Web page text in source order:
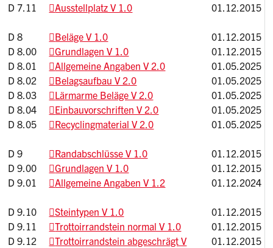
D 7.11
Ausstellplatz V 1.0 01.12.2015
D 8 Beläge V 1.0
01.12.2015
D 8.00
Grundlagen V 1.0
01.12.2015
D 8.01
Allgemeine Angaben V 2.0
01.05.2025
D 8.02
Belagsaufbau V 2.0
01.05.2025
D 8.03
Lärmarme Beläge V 2.0
01.05.2025
D 8.04
Einbauvorschriften V 2.0
01.05.2025
D 8.05
Recyclingmaterial V 2.0 01.05.2025
D 9 Randabschlüsse V 1.0
01.12.2015
D 9.00
Grundlagen V 1.0
01.12.2015
D 9.01
Allgemeine Angaben V 1.2 01.12.2024
D 9.10 Steintypen V 1.0
01.12.2015
D 9.11
Trottoirrandstein normal V 1.0
01.12.2015
D 9.12
Trottoirrandstein abgeschrägt V
01.12.2015